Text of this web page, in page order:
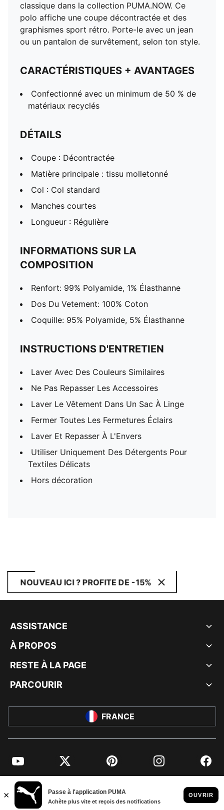
classique dans la collection PUMA.NOW. Ce
polo affiche une coupe décontractée et des
graphismes sport rétro. Porte-le avec un jean
ou un pantalon de survêtement, selon ton style.
CARACTÉRISTIQUES + AVANTAGES
Confectionné avec un minimum de 50 % de
matériaux recyclés
DÉTAILS
Coupe : Décontractée
Matière principale : tissu molletonné
Col : Col standard
Manches courtes
Longueur : Régulière
INFORMATIONS SUR LA
COMPOSITION
Renfort: 99% Polyamide, 1% Élasthanne
Dos Du Vetement: 100% Coton
Coquille: 95% Polyamide, 5% Élasthanne
INSTRUCTIONS D'ENTRETIEN
Laver Avec Des Couleurs Similaires
Ne Pas Repasser Les Accessoires
Laver Le Vêtement Dans Un Sac À Linge
Fermer Toutes Les Fermetures Éclairs
Laver Et Repasser À L'Envers
Utiliser Uniquement Des Détergents Pour
Textiles Délicats
Hors décoration
NOUVEAU ICI ? PROFITE DE -15%
ASSISTANCE
À PROPOS
RESTE À LA PAGE
PARCOURIR
FRANCE
YouTube Twitter Pinterest Instagram
© PUMA EUROPE GMBH, 2026. TOUS DROITS RÉSERVÉS
MENTIONS ET DONNÉES LÉGALES